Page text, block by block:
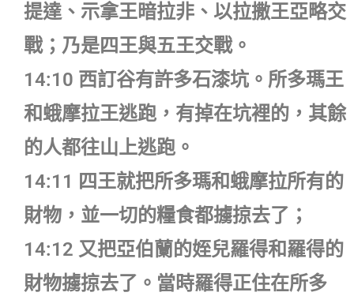
提達、示拿王暗拉非、以拉撒王亞略交
戰；乃是四王與五王交戰。
14:10 西訂谷有許多石漆坑。所多瑪王
和蛾摩拉王逃跑，有掉在坑裡的，其餘
的人都往山上逃跑。
14:11 四王就把所多瑪和蛾摩拉所有的
財物，並一切的糧食都擄掠去了；
14:12 又把亞伯蘭的姪兒羅得和羅得的
財物擄掠去了。當時羅得正住在所多